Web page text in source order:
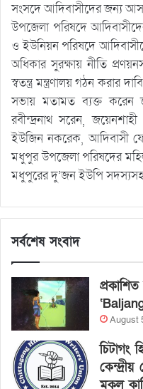
সংসদে আদিবাসীদের জন্য
উপজেলা পরিষদে
ও ইউনিয়ন পরিষদে
অধিকার সুরক্ষায় নীতি
স্বতন্ত্র মন্ত্রণালয় গঠন করার
সভায় মতামত ব্যক্ত করেন
রবীন্দ্রনাথ সরেন,
ইউজিন নকরেক, আদিবাসী
মধুপুর উপজেলা পরিষদের
মধুপুরের দু’জন ইউপি
সর্বশেষ সংবাদ
August
চিটাগং
মুকুল